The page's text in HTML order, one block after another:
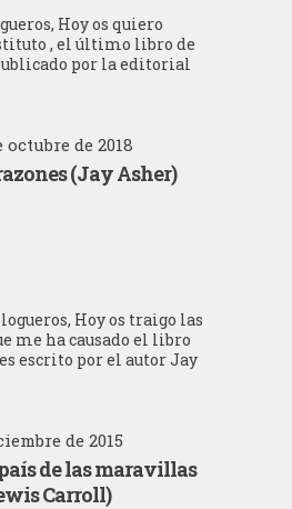
Hoy os quiero
, el último libro de
por la editorial
de 2018
(Jay Asher)
Hoy os traigo las
me ha causado el libro
escrito por el autor Jay
de 2015
de las maravillas
Carroll)